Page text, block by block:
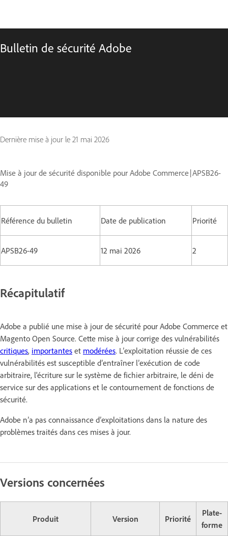
Bulletin de sécurité Adobe
Dernière mise à jour le 21 mai 2026
Mise à jour de sécurité disponible pour Adobe Commerce | APSB26-
49
Référence du bulletin Date de publication Priorité
APSB26-49 12 mai 2026 2
Récapitulatif
Adobe a publié une mise à jour de sécurité pour Adobe Commerce et
Magento Open Source. Cette mise à jour corrige des vulnérabilités
critiques, importantes et modérées. L’exploitation réussie de ces
vulnérabilités est susceptible d’entraîner l’exécution de code
arbitraire, l'écriture sur le système de fichier arbitraire, le déni de
service sur des applications et le contournement de fonctions de
sécurité.
Adobe n’a pas connaissance d’exploitations dans la nature des
problèmes traités dans ces mises à jour.
Versions concernées
Produit Version Priorité
Plate-
forme